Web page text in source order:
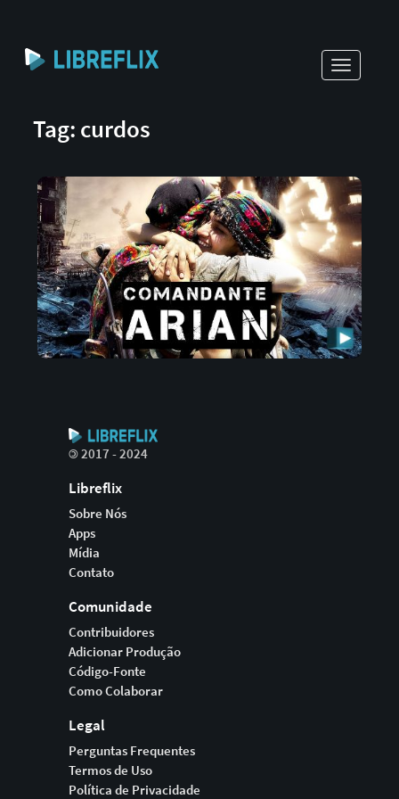
Toggle
Tag: curdos
©2017 - 2024
Libreflix
Sobre Nós
Apps
Mídia
Contato
Comunidade
Contribuidores
Adicionar Produção
Código-Fonte
Como Colaborar
Legal
Perguntas Frequentes
Termos de Uso
Política de Privacidade